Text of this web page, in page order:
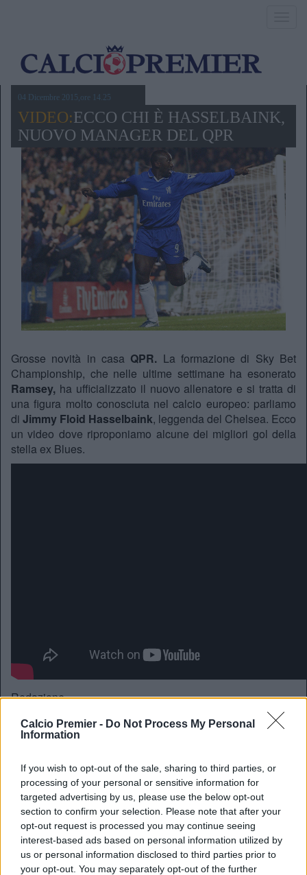
Calcio Premier - Do Not Process My Personal
Information
If you wish to opt-out of the sale, sharing to third parties, or
processing of your personal or sensitive information for
targeted advertising by us, please use the below opt-out
section to confirm your selection. Please note that after your
opt-out request is processed you may continue seeing
interest-based ads based on personal information utilized by
us or personal information disclosed to third parties prior to
your opt-out. You may separately opt-out of the further
04 Dicembre 2015,ore 14.25
VIDEO:ECCO CHI È HASSELBAINK,
NUOVO MANAGER DEL QPR
Grosse novità in casa QPR. La formazione di Sky Bet
Championship, che nelle ultime settimane ha esonerato
Ramsey, ha ufficializzato il nuovo allenatore e si tratta di
una figura molto conosciuta nel calcio europeo: parliamo
di Jimmy Floid Hasselbaink, leggenda del Chelsea. Ecco
un video dove riproponiamo alcune dei migliori gol della
stella ex Blues.
Redazione
Twitter @Calciopremier